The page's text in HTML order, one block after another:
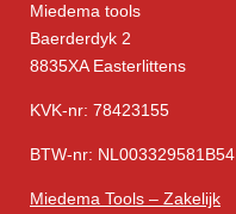
Miedema tools
Baerderdyk 2
8835XA Easterlittens
KVK-nr: 78423155
BTW-nr: NL003329581B54
Miedema Tools – Zakelijk